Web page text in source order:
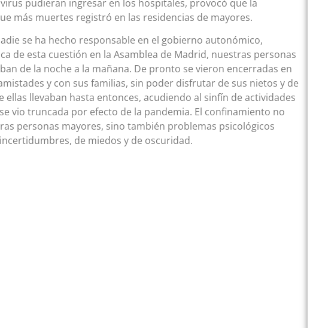
pudieran ingresar en los hospitales, provocó que la
más muertes registró en las residencias de mayores.
se ha hecho responsable en el gobierno autonómico,
de esta cuestión en la Asamblea de Madrid, nuestras personas
de la noche a la mañana. De pronto se vieron encerradas en
y con sus familias, sin poder disfrutar de sus nietos y de
ellas llevaban hasta entonces, acudiendo al sinfín de actividades
vio truncada por efecto de la pandemia. El confinamiento no
personas mayores, sino también problemas psicológicos
de miedos y de oscuridad.